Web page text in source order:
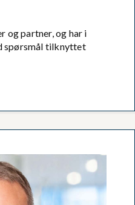
og partner, og har i
spørsmål tilknyttet